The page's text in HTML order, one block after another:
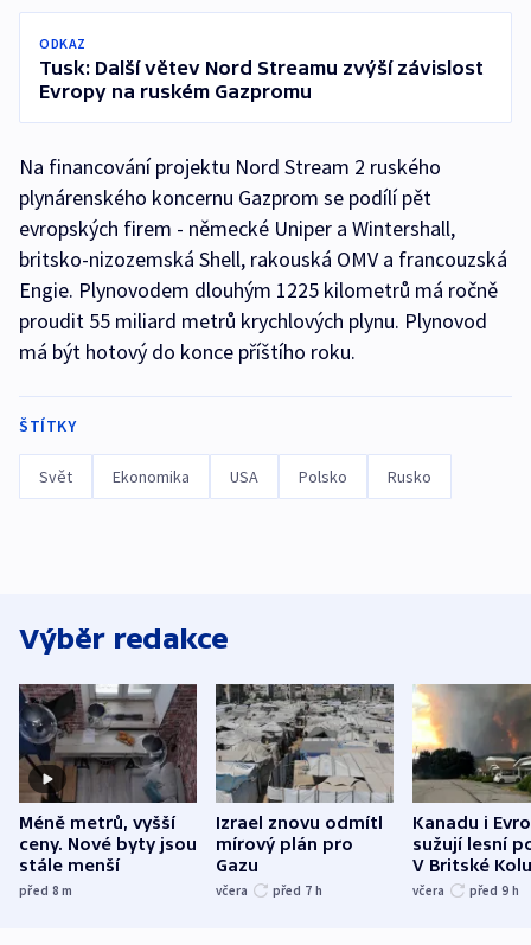
ODKAZ
Tusk: Další větev Nord Streamu zvýší závislost
Evropy na ruském Gazpromu
Na financování projektu Nord Stream 2 ruského
plynárenského koncernu Gazprom se podílí pět
evropských firem - německé Uniper a Wintershall,
britsko-nizozemská Shell, rakouská OMV a francouzská
Engie. Plynovodem dlouhým 1225 kilometrů má ročně
proudit 55 miliard metrů krychlových plynu. Plynovod
má být hotový do konce příštího roku.
ŠTÍTKY
Svět Ekonomika USA Polsko Rusko
Výběr redakce
Méně metrů, vyšší
ceny. Nové byty jsou
stále menší
před 8m
Izrael znovu odmítl
mírový plán pro
Gazu
včera před 7 h
Kanadu i
sužují lesní
V Britské
evakuovali
včera před 9 h